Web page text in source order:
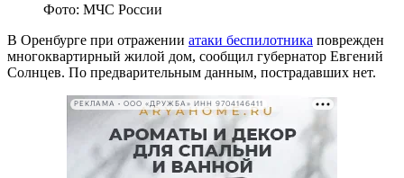
Фото: МЧС России
В Оренбурге при отражении атаки беспилотника поврежден
многоквартирный жилой дом, сообщил губернатор Евгений
Солнцев. По предварительным данным, пострадавших нет.
РЕКЛАМА • ООО «ДРУЖБА» ИНН 9704146411